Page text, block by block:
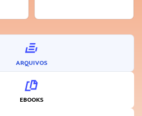
ARQUIVOS
EBOOKS